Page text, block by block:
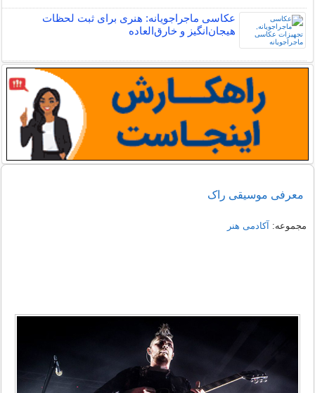
عکاسی ماجراجویانه: هنری برای ثبت لحظات
هیجان‌انگیز و خارق‌العاده
معرفی موسیقی راک
مجموعه: آکادمی هنر